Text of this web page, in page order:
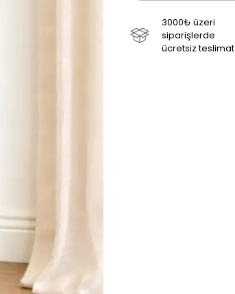
3000₺ üzeri
siparişlerde
ücretsiz teslimat